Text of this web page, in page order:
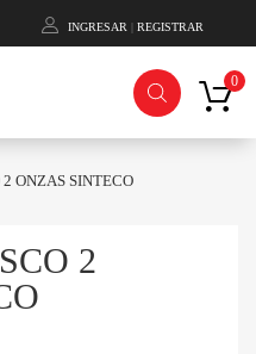
INGRESAR | REGISTRAR
0
ONZAS SINTECO
2